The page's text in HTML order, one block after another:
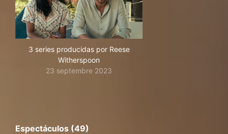
3 series producidas por Reese
Witherspoon
23 septembre 2023
Espectáculos (49)